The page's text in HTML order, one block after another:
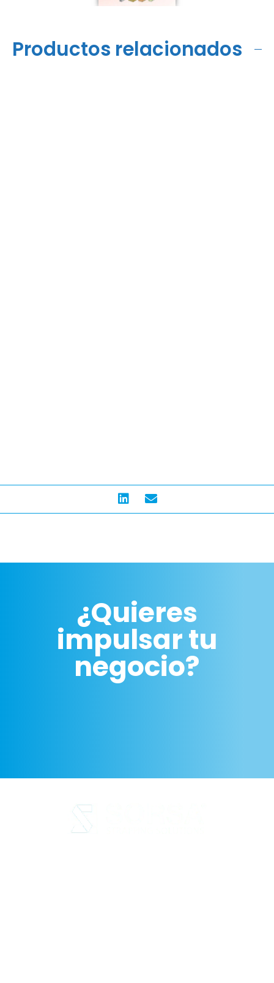
Productos relacionados
¿Quieres
impulsar tu
negocio?